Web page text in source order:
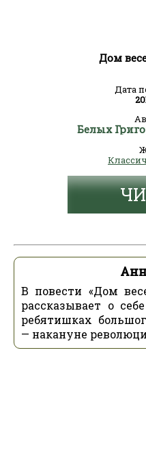
Дом
Дата
Белых
В повести «Дом
рассказывает о
ребятишках
— накануне